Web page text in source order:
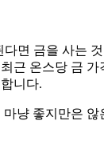
면 금을 사는
근 온스당 금
니다.
냥 좋지만은